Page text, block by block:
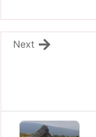
Next